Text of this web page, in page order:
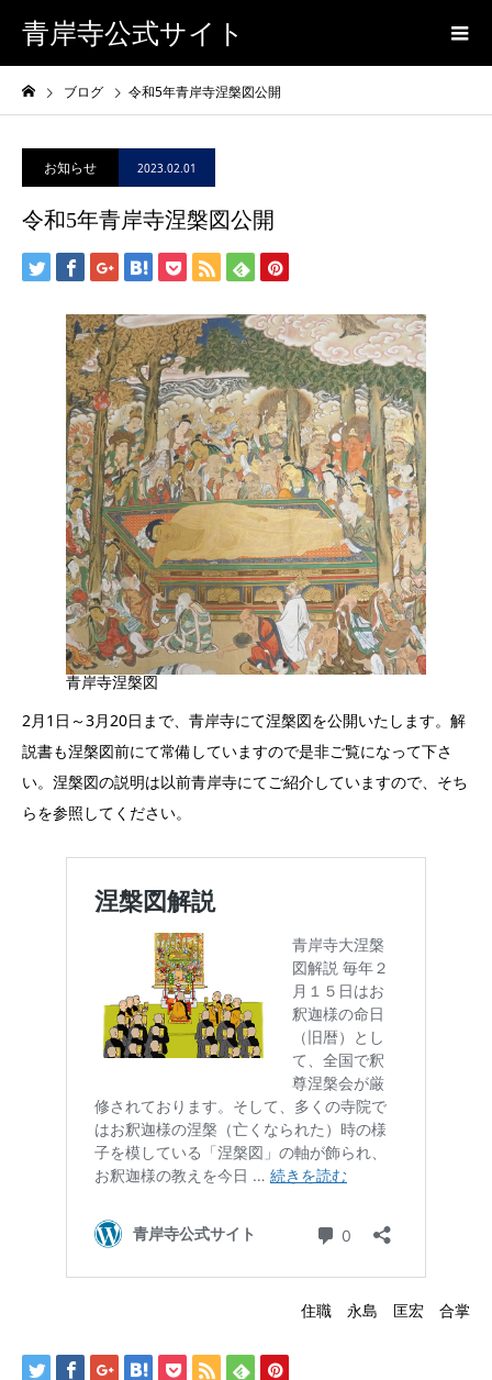
青岸寺公式サイト
ブログ 令和5年青岸寺涅槃図公開
お知らせ 2023.02.01
令和5年青岸寺涅槃図公開
青岸寺涅槃図
2月1日～3月20日まで、青岸寺にて涅槃図を公開いたします。解
説書も涅槃図前にて常備していますので是非ご覧になって下さ
い。涅槃図の説明は以前青岸寺にてご紹介していますので、そち
らを参照してください。
住職 永島 匡宏 合掌